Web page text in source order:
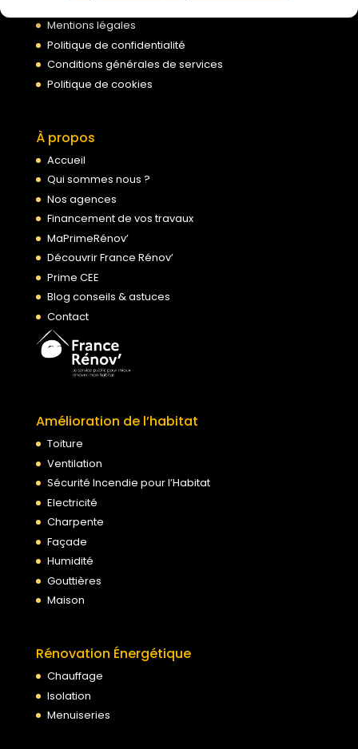
Mentions légales
Politique de confidentialité
Conditions générales de services
Politique de cookies
À propos
Accueil
Qui sommes nous ?
Nos agences
Financement de vos travaux
MaPrimeRénov’
Découvrir France Rénov’
Prime CEE
Blog conseils & astuces
Contact
Amélioration de l’habitat
Toiture
Ventilation
Sécurité Incendie pour l’Habitat
Electricité
Charpente
Façade
Humidité
Gouttières
Maison
Rénovation Énergétique
Chauffage
Isolation
Menuiseries